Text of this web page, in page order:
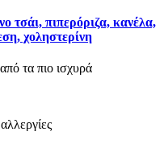
τσάι, πιπερόριζα, κανέλα,
χοληστερίνη
τα πιο ισχυρά